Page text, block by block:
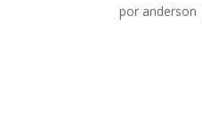
por anderson